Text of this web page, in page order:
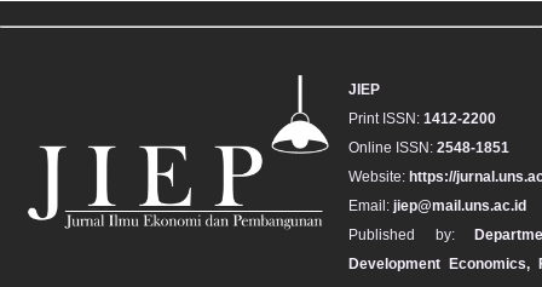
JIEP
Print ISSN:1412-2200
Online ISSN:2548-1851
Website: https://
Email:jiep@mail.uns.ac.id
Published by:
Development Economics,